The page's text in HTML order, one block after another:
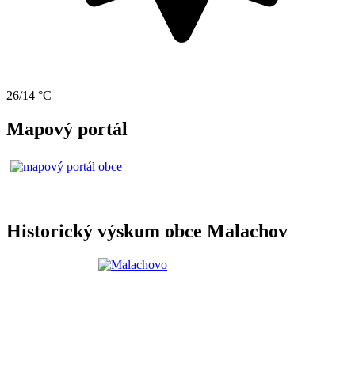
26/14 °C
Mapový portál
Historický výskum obce Malachov